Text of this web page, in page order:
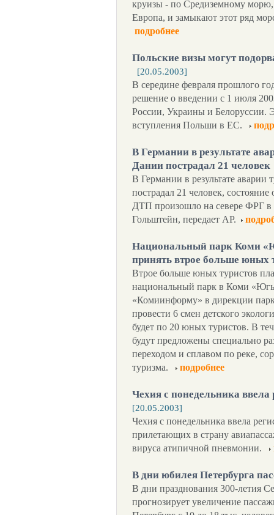
круизы - по Средиземному морю,
Европа, и замыкают этот ряд
подробнее
Польские визы могут
[20.05.2003]
В середине февраля прошлого
решение о введении с 1 июля
России, Украины и Белоруссии.
вступления Польши в ЕС.
В Германии в результате
Дании пострадал 21 человек
В Германии в результате аварии
пострадал 21 человек,
ДТП произошло на севере ФРГ в
Гольштейн, передает АР.
Национальный парк Коми
принять втрое больше юных
Втрое больше юных туристов
национальный парк в Коми
«Комиинформу» в дирекции
провести 6 смен детского
будет по 20 юных туристов. В
будут предложены специально
переходом и сплавом по реке,
туризма.
подробнее
Чехия с понедельника
[20.05.2003]
Чехия с понедельника ввела
прилетающих в страну
вируса атипичной пневмонии.
В дни юбилея Петербурга
В дни празднования 300-летия
прогнозирует увеличение